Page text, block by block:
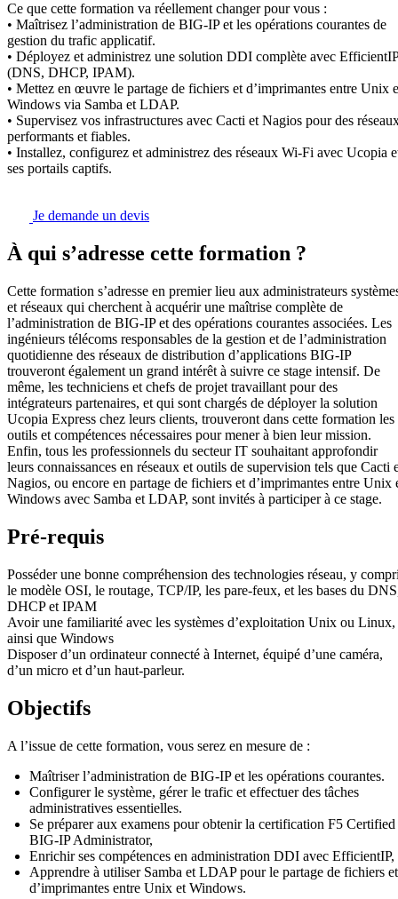
Ce que cette formation va réellement changer pour vous :
• Maîtrisez l’administration de BIG-IP et les opérations courantes de
gestion du trafic applicatif.
• Déployez et administrez une solution DDI complète avec EfficientIP
(DNS, DHCP, IPAM).
• Mettez en œuvre le partage de fichiers et d’imprimantes entre Unix
Windows via Samba et LDAP.
• Supervisez vos infrastructures avec Cacti et Nagios pour des
performants et fiables.
• Installez, configurez et administrez des réseaux Wi-Fi avec Ucopia
ses portails captifs.
Je demande un devis
À qui s’adresse cette formation ?
Cette formation s’adresse en premier lieu aux administrateurs
et réseaux qui cherchent à acquérir une maîtrise complète de
l’administration de BIG-IP et des opérations courantes associées. Les
ingénieurs télécoms responsables de la gestion et de l’administration
quotidienne des réseaux de distribution d’applications BIG-IP
trouveront également un grand intérêt à suivre ce stage intensif. De
même, les techniciens et chefs de projet travaillant pour des
intégrateurs partenaires, et qui sont chargés de déployer la solution
Ucopia Express chez leurs clients, trouveront dans cette formation les
outils et compétences nécessaires pour mener à bien leur mission.
Enfin, tous les professionnels du secteur IT souhaitant approfondir
leurs connaissances en réseaux et outils de supervision tels que Cacti
Nagios, ou encore en partage de fichiers et d’imprimantes entre Unix
Windows avec Samba et LDAP, sont invités à participer à ce stage.
Pré-requis
Posséder une bonne compréhension des technologies réseau, y
le modèle OSI, le routage, TCP/IP, les pare-feux, et les bases du
DHCP et IPAM
Avoir une familiarité avec les systèmes d’exploitation Unix ou Linux,
ainsi que Windows
Disposer d’un ordinateur connecté à Internet, équipé d’une caméra,
d’un micro et d’un haut-parleur.
Objectifs
A l’issue de cette formation, vous serez en mesure de :
Maîtriser l’administration de BIG-IP et les opérations courantes.
Configurer le système, gérer le trafic et effectuer des tâches
administratives essentielles.
Se préparer aux examens pour obtenir la certification F5 Certified
BIG-IP Administrator,
Enrichir ses compétences en administration DDI avec EfficientIP,
Apprendre à utiliser Samba et LDAP pour le partage de fichiers et
d’imprimantes entre Unix et Windows.